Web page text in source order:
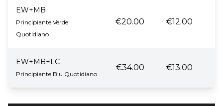
EW+MB
Principiante Verde
Quotidiano
€20.00 €12.00
EW+MB+LC
Principiante Blu Quotidiano
€34.00 €13.00